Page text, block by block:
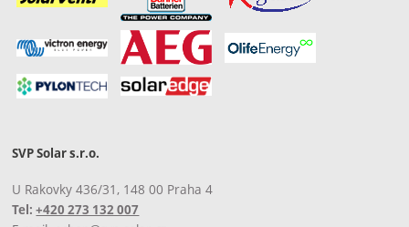
SVP Solar s.r.o.
U Rakovky 436/31, 148 00 Praha 4
Tel:+420 273 132 007